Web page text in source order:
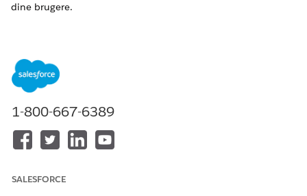
dine brugere.
Tilgængelig i: Lightning Experience
Tilgængelig i:
Engagement-tilføjelsesprogramlicens og den
Husk på disse begrænsninger for det entydige feltsæt
1-800-667-6389
SALESFORCE